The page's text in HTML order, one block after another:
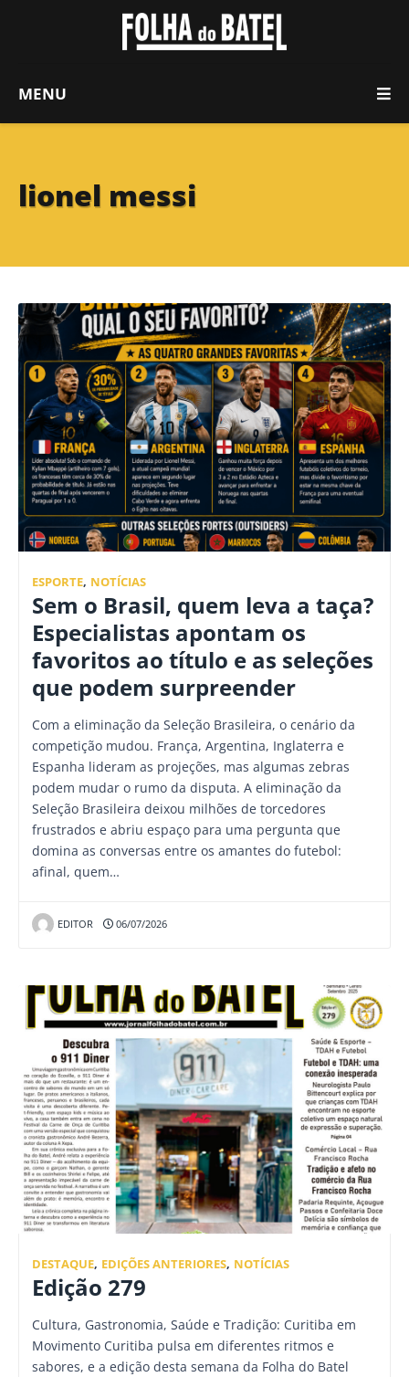
MENU
lionel messi
ESPORTE, NOTÍCIAS
Sem o Brasil, quem leva a taça?
Especialistas apontam os
favoritos ao título e as seleções
que podem surpreender
Com a eliminação da Seleção Brasileira, o cenário da
competição mudou. França, Argentina, Inglaterra e
Espanha lideram as projeções, mas algumas zebras
podem mudar o rumo da disputa. A eliminação da
Seleção Brasileira deixou milhões de torcedores
frustrados e abriu espaço para uma pergunta que
domina as conversas entre os amantes do futebol:
afinal, quem…
EDITOR 06/07/2026
DESTAQUE, EDIÇÕES ANTERIORES, NOTÍCIAS
Edição 279
Cultura, Gastronomia, Saúde e Tradição: Curitiba em
Movimento Curitiba pulsa em diferentes ritmos e
sabores, e a edição desta semana da Folha do Batel